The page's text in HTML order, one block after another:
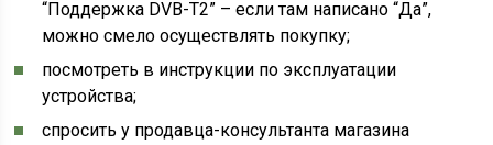
“Поддержка DVB-T2” – если там написано “Да”,
можно смело осуществлять покупку;
посмотреть в инструкции по эксплуатации
устройства;
спросить у продавца-консультанта магазина